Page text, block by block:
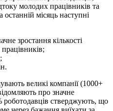
молодих працівників та
останній місяць наступні
зростання кількості
великі компанії (1000+
про значне
роботодавців стверджують, що